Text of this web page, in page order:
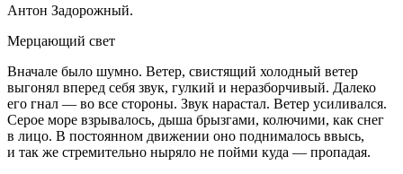
Антон Задорожный.
Мерцающий свет
Вначале было шумно. Ветер, свистящий холодный ветер
выгонял вперед себя звук, гулкий и неразборчивый. Далеко
его гнал — во все стороны. Звук нарастал. Ветер усиливался.
Серое море взрывалось, дыша брызгами, колючими, как снег
в лицо. В постоянном движении оно поднималось ввысь,
и так же стремительно ныряло не пойми куда — пропадая.